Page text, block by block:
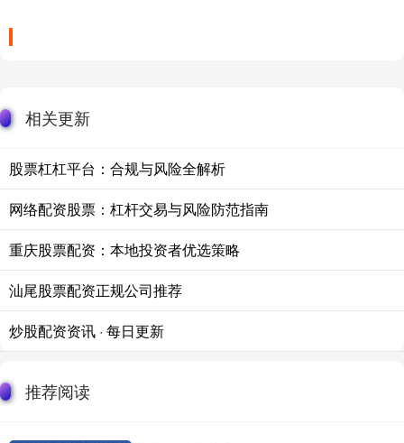
相关更新
股票杠杠平台：合规与风险全解析
网络配资股票：杠杆交易与风险防范指南
重庆股票配资：本地投资者优选策略
汕尾股票配资正规公司推荐
炒股配资资讯 · 每日更新
推荐阅读